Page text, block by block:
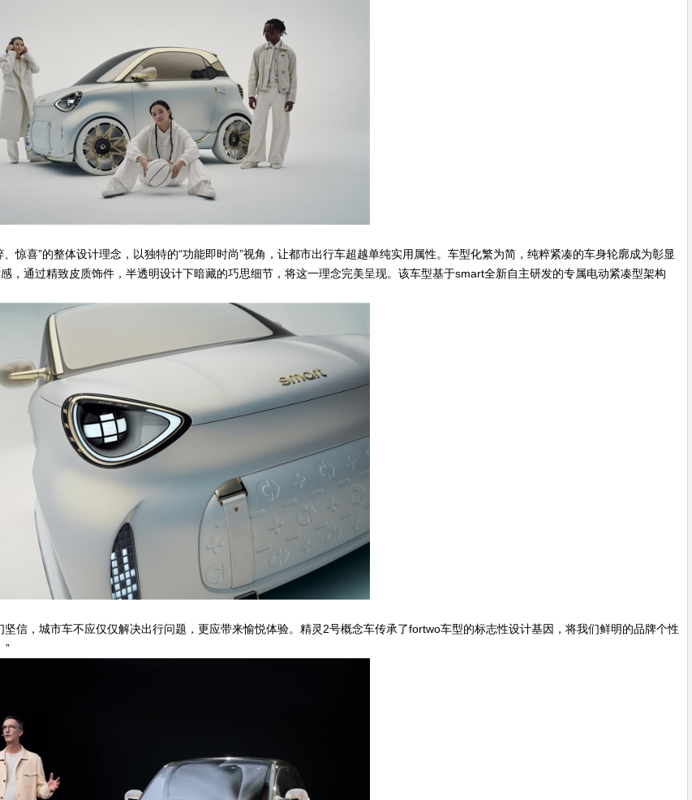
惊喜”的整体设计理念，以独特的“功能即时尚”视角，让都市出行车超越单纯实用属性。车型化繁为简，纯粹紧凑的车身轮廓成为彰显
，通过精致皮质饰件，半透明设计下暗藏的巧思细节，将这一理念完美呈现。该车型基于smart全新自主研发的专属电动紧凑型架构
坚信，城市车不应仅仅解决出行问题，更应带来愉悦体验。精灵2号概念车传承了fortwo车型的标志性设计基因，将我们鲜明的品牌个性
”